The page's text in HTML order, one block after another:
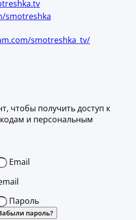
smotreshka
smotreshka_tv/
чтобы получить доступ к
и персональным
Email
Пароль
пароль?